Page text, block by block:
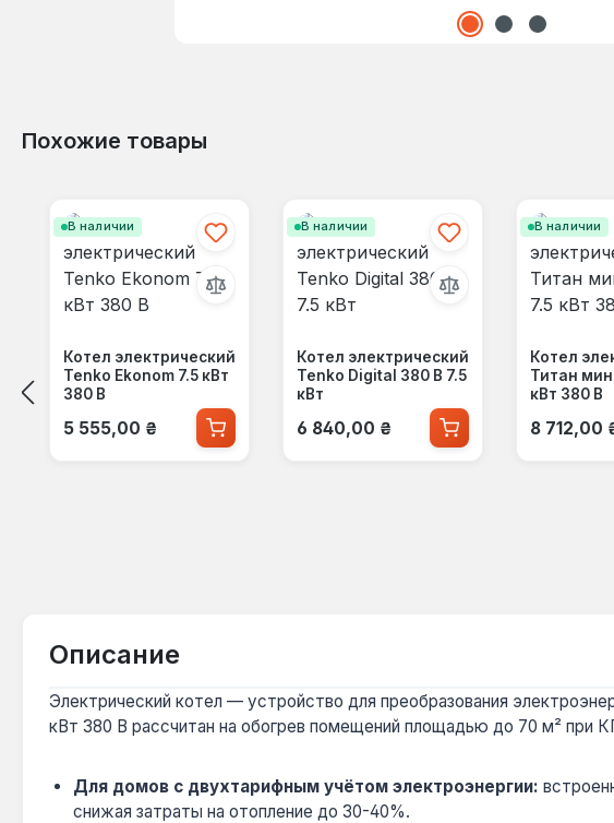
Похожие товары
В наличии
Котел электрический
Tenko Ekonom 7.5 кВт
380 В
Обычная цена:
5 555,00 ₴
В наличии
Котел электрический
Tenko Digital 380 В 7.5
кВт
Обычная цена:
6 840,00 ₴
В наличии
Котел
Титан
кВт 380 В
8 712,00
Описание
Электрический котел — устройство для преобразования
кВт 380 В рассчитан на обогрев помещений площадью до 70 м² при
Для домов с двухтарифным учётом электроэнергии:
снижая затраты на отопление до 30-40%.